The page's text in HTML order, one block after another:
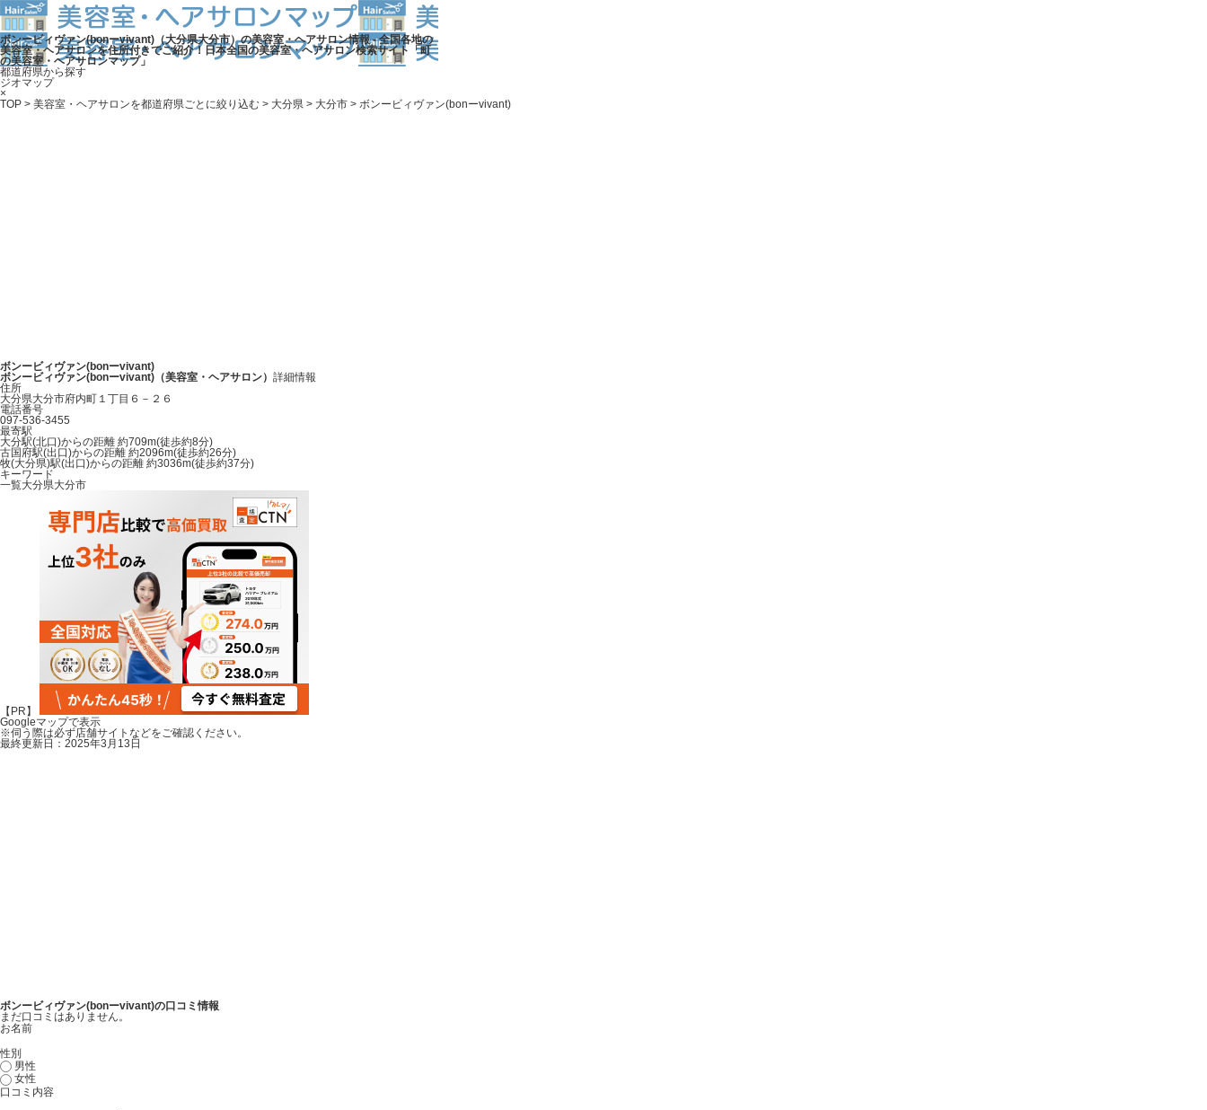
ボンービィヴァン(bonーvivant)（大分県大分市）の美容室・ヘアサロン情報 - 全国各地の
美容室・ヘアサロンを住所付きでご紹介！日本全国の美容室・ヘアサロン検索サイト「町
の美容室・ヘアサロンマップ」
都道府県から探す
ジオマップ
×
TOP > 美容室・ヘアサロンを都道府県ごとに絞り込む > 大分県 > 大分市 > ボンービィヴァン(bonーvivant)
ボンービィヴァン(bonーvivant)
ボンービィヴァン(bonーvivant)（美容室・ヘアサロン） 詳細情報
住所
大分県大分市府内町１丁目６－２６
電話番号
097-536-3455
最寄駅
大分駅(北口)からの距離 約709m(徒歩約8分)
古国府駅(出口)からの距離 約2096m(徒歩約26分)
牧(大分県)駅(出口)からの距離 約3036m(徒歩約37分)
キーワード
一覧大分県大分市
【PR】
Googleマップで表示
※伺う際は必ず店舗サイトなどをご確認ください。
最終更新日：2025年3月13日
ボンービィヴァン(bonーvivant)の口コミ情報
まだ口コミはありません。
お名前
性別
男性
女性
口コミ内容